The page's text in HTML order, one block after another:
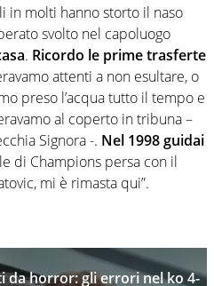
in molti hanno storto il naso
svolto nel capoluogo
. Ricordo le prime trasferte
attenti a non esultare, o
preso l’acqua tutto il tempo e
al coperto in tribuna –
Signora -. Nel 1998 guidai
di Champions persa con il
mi è rimasta qui”.
da horror: gli errori nel ko 4-